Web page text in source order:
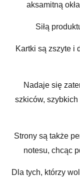
aksamitną
Siłą
Kartki są zszyte i
Nadaje się
szkiców,
Strony są także
notesu, chcąc
Dla tych, którzy